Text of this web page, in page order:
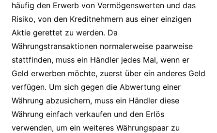
häufig den Erwerb von Vermögenswerten und das
Risiko, von den Kreditnehmern aus einer einzigen
Aktie gerettet zu werden. Da
Währungstransaktionen normalerweise paarweise
stattfinden, muss ein Händler jedes Mal, wenn er
Geld erwerben möchte, zuerst über ein anderes Geld
verfügen. Um sich gegen die Abwertung einer
Währung abzusichern, muss ein Händler diese
Währung einfach verkaufen und den Erlös
verwenden, um ein weiteres Währungspaar zu